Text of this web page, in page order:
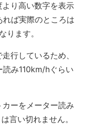
り高い数字を表示
ば実際のところは
ます。
行しているため、
み110km/hぐらい
ーをメーター読み
言い切れません。